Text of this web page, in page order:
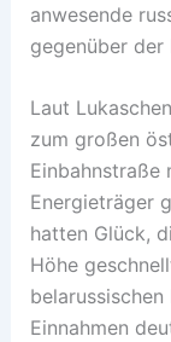
anwesende
gegenüber der
Laut
zum großen
Einbahnstraße
Energieträger
hatten Glück,
Höhe
Einnahmen